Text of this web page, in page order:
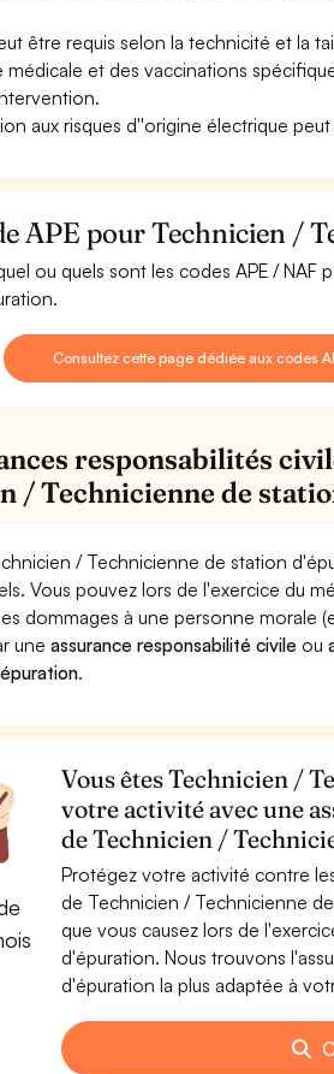
être requis selon la technicité et la
médicale et des vaccinations
aux risques d''origine électrique
APE pour Technicien /
ou quels sont les codes APE /
Consultez cette page dédiée aux codes
responsabilités
/ Technicienne de
/ Technicienne de station
Vous pouvez lors de l'exercice du
dommages à une personne morale
uneassurance responsabilité civile ou
.
Vous êtes Technicien /
votre activité avec une
de Technicien /
Protégez votre activité contre
de Technicien / Technicienne
que vous causez lors de
d'épuration. Nous trouvons
d'épuration la plus adaptée à